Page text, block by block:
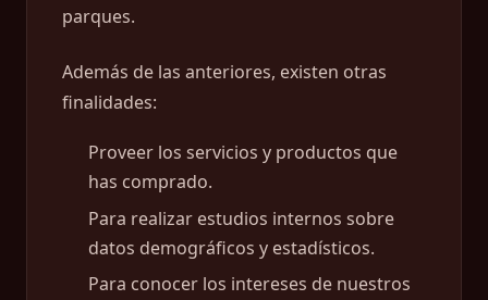
parques.
Además de las anteriores, existen otras
finalidades:
Proveer los servicios y productos que
has comprado.
Para realizar estudios internos sobre
datos demográficos y estadísticos.
Para conocer los intereses de nuestros